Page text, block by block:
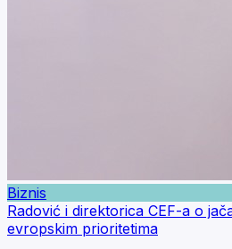
Biznis
Radović i direktorica CEF-a o
evropskim prioritetima